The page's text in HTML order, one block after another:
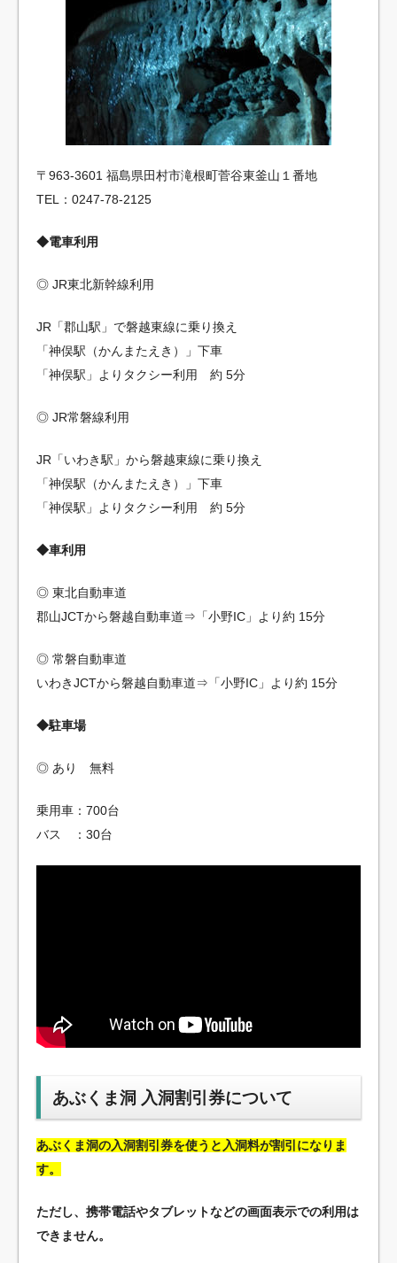
〒963-3601 福島県田村市滝根町菅谷東釜山１番地
TEL：0247-78-2125
◆電車利用
◎ JR東北新幹線利用
JR「郡山駅」で磐越東線に乗り換え
「神俣駅（かんまたえき）」下車
「神俣駅」よりタクシー利用 約 5分
◎ JR常磐線利用
JR「いわき駅」から磐越東線に乗り換え
「神俣駅（かんまたえき）」下車
「神俣駅」よりタクシー利用 約 5分
◆車利用
◎ 東北自動車道
郡山JCTから磐越自動車道⇒「小野IC」より約 15分
◎ 常磐自動車道
いわきJCTから磐越自動車道⇒「小野IC」より約 15分
◆駐車場
◎ あり 無料
乗用車：700台
バス ：30台
あぶくま洞 入洞割引券について
あぶくま洞の入洞割引券を使うと入洞料が割引になりま
す。
ただし、携帯電話やタブレットなどの画面表示での利用は
できません。